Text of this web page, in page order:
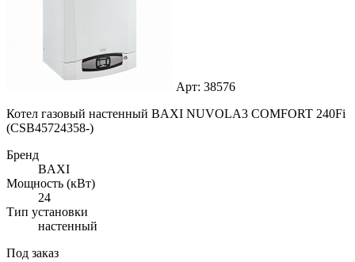
Арт: 38576
Котел газовый настенный BAXI NUVOLA3 COMFORT 240Fi
(CSB45724358-)
Бренд
BAXI
Мощность (кВт)
24
Тип установки
настенный
Под заказ